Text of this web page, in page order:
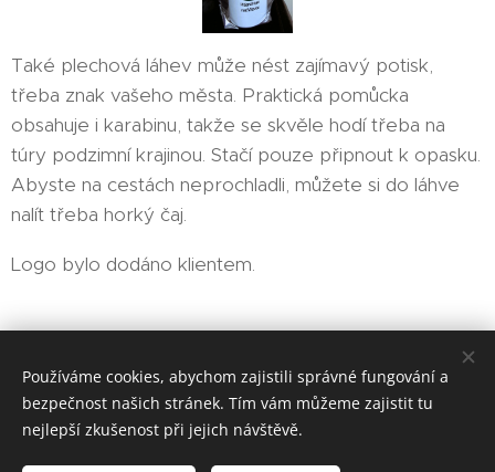
Také plechová láhev může nést zajímavý potisk,
třeba znak vašeho města. Praktická pomůcka
obsahuje i karabinu, takže se skvěle hodí třeba na
túry podzimní krajinou. Stačí pouze připnout k opasku.
Abyste na cestách neprochladli, můžete si do láhve
nalít třeba horký čaj.
Logo bylo dodáno klientem.
EMIT-CZ sociální podnik, s. r. o.
Vytvořeno službouWebnode Cookies
Jazyky
Používáme cookies, abychom zajistili správné fungování a
bezpečnost našich stránek. Tím vám můžeme zajistit tu
nejlepší zkušenost při jejich návštěvě.